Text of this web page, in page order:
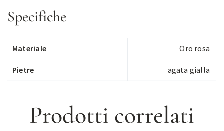
Specifiche
Materiale Oro rosa
Pietre agata gialla
Prodotti correlati